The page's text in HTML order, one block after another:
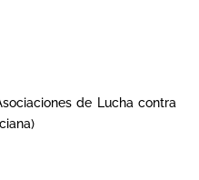
de Lucha contra